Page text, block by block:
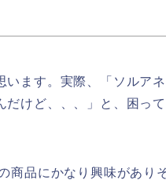
います。実際、「ソルア
けど、、、」と、困っ
商品にかなり興味があり